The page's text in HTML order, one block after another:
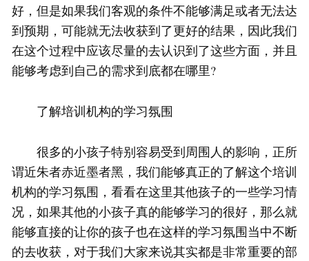
好，但是如果我们客观的条件不能够满足或者无法达
到预期，可能就无法收获到了更好的结果，因此我们
在这个过程中应该尽量的去认识到了这些方面，并且
能够考虑到自己的需求到底都在哪里?
了解培训机构的学习氛围
很多的小孩子特别容易受到周围人的影响，正所
谓近朱者赤近墨者黑，我们能够真正的了解这个培训
机构的学习氛围，看看在这里其他孩子的一些学习情
况，如果其他的小孩子真的能够学习的很好，那么就
能够直接的让你的孩子也在这样的学习氛围当中不断
的去收获，对于我们大家来说其实都是非常重要的部